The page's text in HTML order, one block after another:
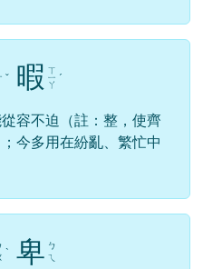
ˇ 暇 ㄒ
ㄧ
ㄚ
ˊ
容不迫（註：整，使齊
今多用在紛亂、繁忙中
ˋ 卑 ㄅ
ㄟ